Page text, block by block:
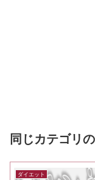
同じカテゴリ
ダイエット